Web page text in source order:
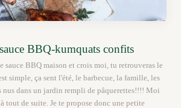
BBQ-kumquats confits
sauce BBQ maison et crois moi, tu retrouveras le
simple, ça sent l'été, le barbecue, la famille, les
dans un jardin rempli de pâquerettes!!!! Moi
tout de suite. Je te propose donc une petite